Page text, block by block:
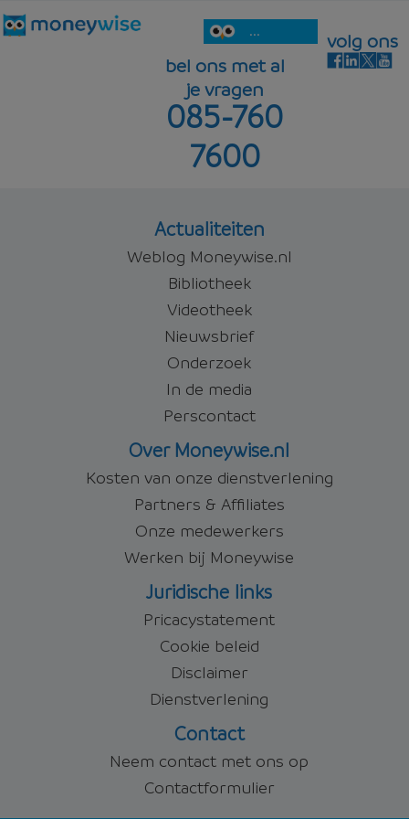
...
bel ons met al
je vragen
085-760
7600
volg ons
Actualiteiten
Weblog Moneywise.nl
Bibliotheek
Videotheek
Nieuwsbrief
Onderzoek
In de media
Perscontact
Over Moneywise.nl
Kosten van onze dienstverlening
Partners & Affiliates
Onze medewerkers
Werken bij Moneywise
Juridische links
Pricacystatement
Cookie beleid
Disclaimer
Dienstverlening
Contact
Neem contact met ons op
Contactformulier